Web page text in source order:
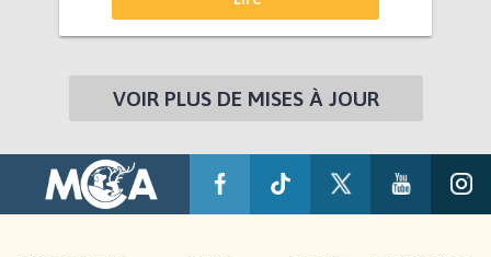
VOIR PLUS DE MISES À JOUR